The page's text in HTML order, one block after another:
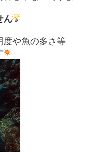
ん
度や魚の多さ等